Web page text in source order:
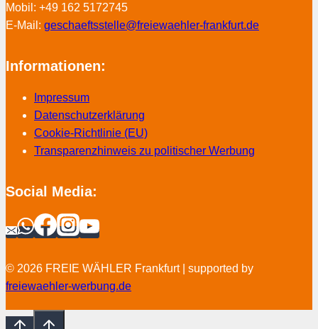
Mobil: +49 162 5172745
E-Mail: geschaeftsstelle@freiewaehler-frankfurt.de
Informationen:
Impressum
Datenschutzerklärung
Cookie-Richtlinie (EU)
Transparenzhinweis zu politischer Werbung
Social Media:
© 2026 FREIE WÄHLER Frankfurt | supported by
freiewaehler-werbung.de